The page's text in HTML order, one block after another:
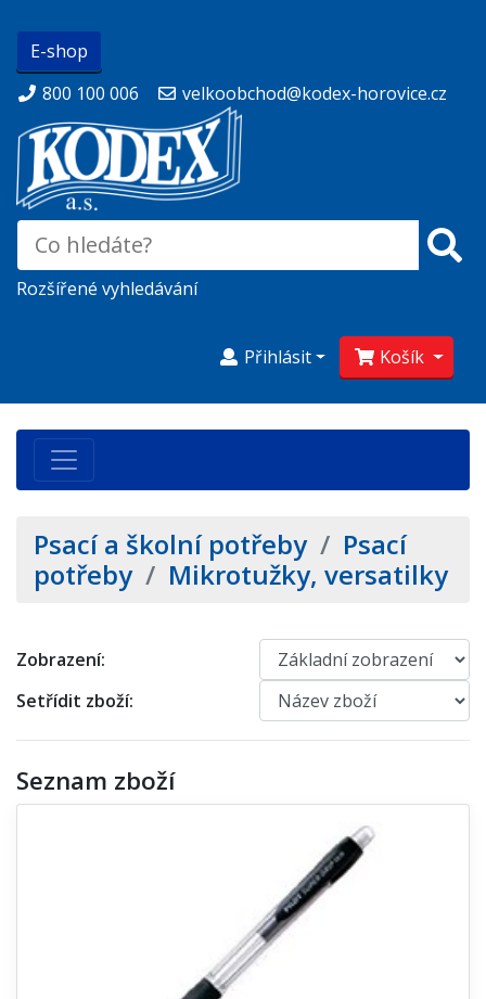
E-shop
800 100 006
velkoobchod@kodex-horovice.cz
Rozšířené vyhledávání
Košík
Přihlásit
Psací a školní potřeby/ Psací
potřeby/ Mikrotužky, versatilky
Zobrazení:
Setřídit zboží:
Seznam zboží